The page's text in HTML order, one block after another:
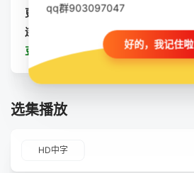
更新： 2025-12-13
连载：
豆瓣：
珍宝2025
选集播放
HD中字
qq群903097047
好的，我记住啦